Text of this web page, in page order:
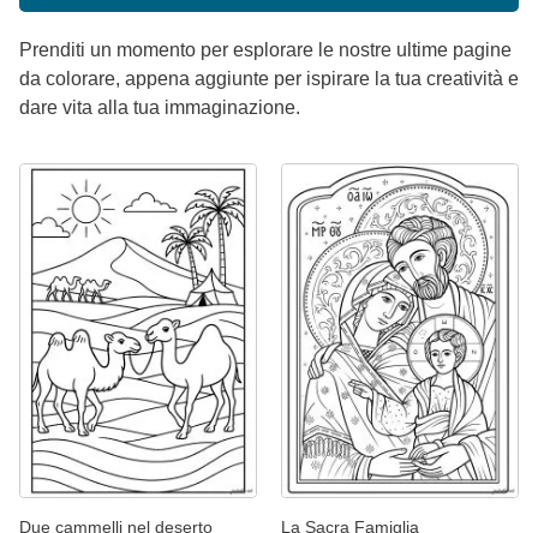
Prenditi un momento per esplorare le nostre ultime pagine
da colorare, appena aggiunte per ispirare la tua creatività e
dare vita alla tua immaginazione.
Due cammelli nel deserto La Sacra Famiglia